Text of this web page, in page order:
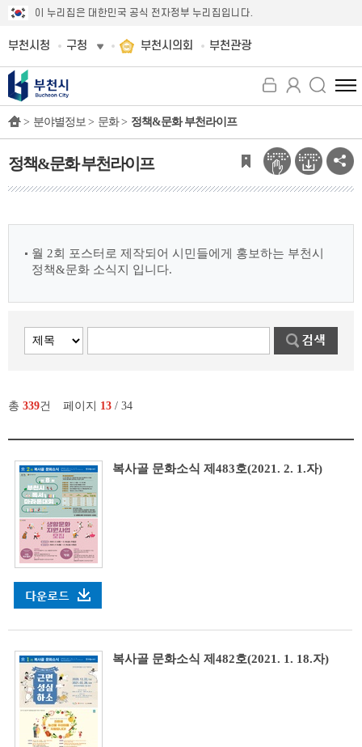
이 누리집은 대한민국 공식 전자정부 누리집입니다.
부천시청 구청 부천시의회 부천관광
전
체
뉴
보
기
> 분야별정보 > 문화 > 정책&문화 부천라이프
정책&문화 부천라이프
월 2회 포스터로 제작되어 시민들에게 홍보하는 부천시
정책&문화 소식지 입니다.
총 339건 페이지 13 / 34
복사골 문화소식 제483호(2021. 2. 1.자)
복사골 문화소식 제482호(2021. 1. 18.자)